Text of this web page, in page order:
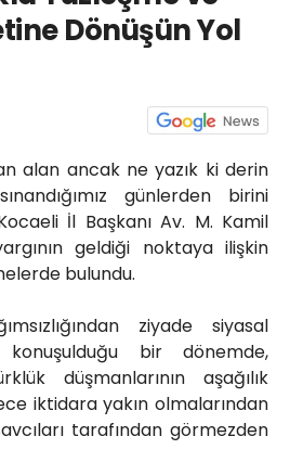
Dönüşün Yol
alan ancak ne yazık ki derin
günlerden birini
İl Başkanı Av. M. Kamil
geldiği noktaya ilişkin
bulundu.
ziyade siyasal
konuşulduğu bir dönemde,
düşmanlarının aşağılık
iktidara yakın olmalarından
tarafından görmezden
Yahya Kaptan Mahallesi
kocaelisokak@gmail.com